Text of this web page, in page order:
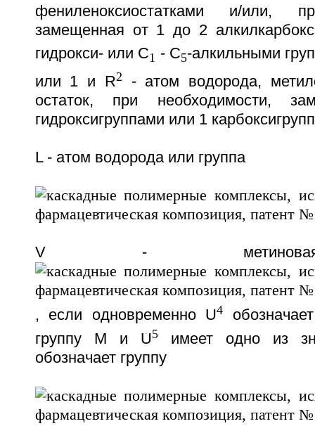
фениленоксиостатками и/или,
замещенная от 1 до 2
гидрокси- или C1 - C5-алкильными
или 1 и R2
- атом водорода,
остаток, при необходимости,
гидроксигруппами или 1
L - атом водорода или группа
V -
, если одновременно U4
группу М и U5имеет одно из
обозначает группу